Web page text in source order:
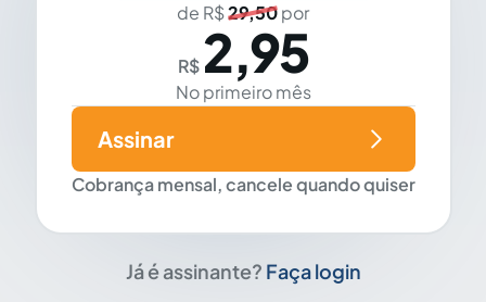
de R$29,50por
R$ 2,95
No primeiro mês
Cobrança mensal, cancele quando quiser
Assinar
Já é assinante? Faça login